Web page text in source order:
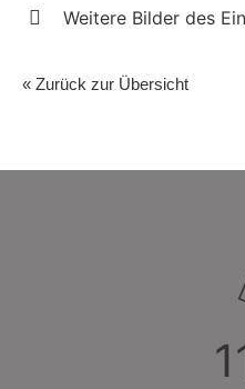
Weitere Bilder des
« Zurück zur Übersicht